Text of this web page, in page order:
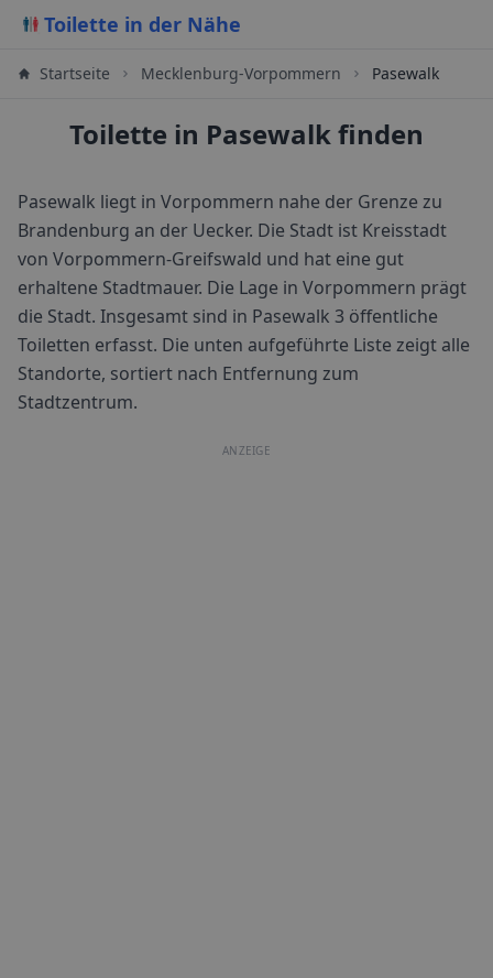
Toilette in der Nähe
Startseite Mecklenburg-Vorpommern Pasewalk
Toilette in Pasewalk finden
Pasewalk liegt in Vorpommern nahe der Grenze zu
Brandenburg an der Uecker. Die Stadt ist Kreisstadt
von Vorpommern-Greifswald und hat eine gut
erhaltene Stadtmauer. Die Lage in Vorpommern prägt
die Stadt. Insgesamt sind in Pasewalk 3 öffentliche
Toiletten erfasst. Die unten aufgeführte Liste zeigt alle
Standorte, sortiert nach Entfernung zum
Stadtzentrum.
ANZEIGE